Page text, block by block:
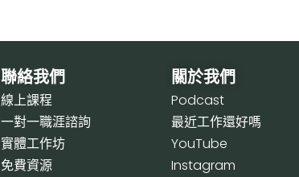
聯絡我們
線上課程
一對一職涯諮詢
實體工作坊
免費資源
關於我們
Podcast
最近工作還好嗎
YouTube
Instagram